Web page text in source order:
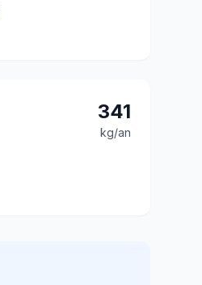
341
kg/an